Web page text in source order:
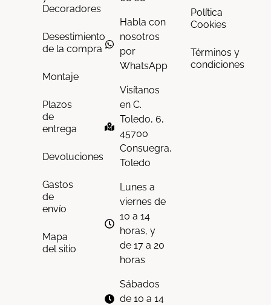
Decoradores
Desestimiento
de la compra
Montaje
Plazos
de
entrega
Devoluciones
Gastos
de
envío
Mapa
del sitio
Habla con
nosotros
por
WhatsApp
Visítanos
en C.
Toledo, 6,
45700
Consuegra,
Toledo
Lunes a
viernes de
10 a 14
horas, y
de 17 a 20
horas
Sábados
de 10 a 14
Política
Cookies
Términos y
condiciones